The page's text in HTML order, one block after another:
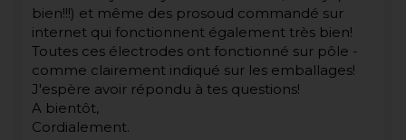
bien!!!) et même des prosoud commandé sur
internet qui fonctionnent également très bien!
Toutes ces électrodes ont fonctionné sur pôle -
comme clairement indiqué sur les emballages!
J'espère avoir répondu à tes questions!
A bientôt,
Cordialement.